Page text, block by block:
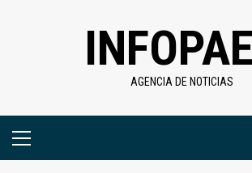
AGENCIA DE NOTICIAS
Menú